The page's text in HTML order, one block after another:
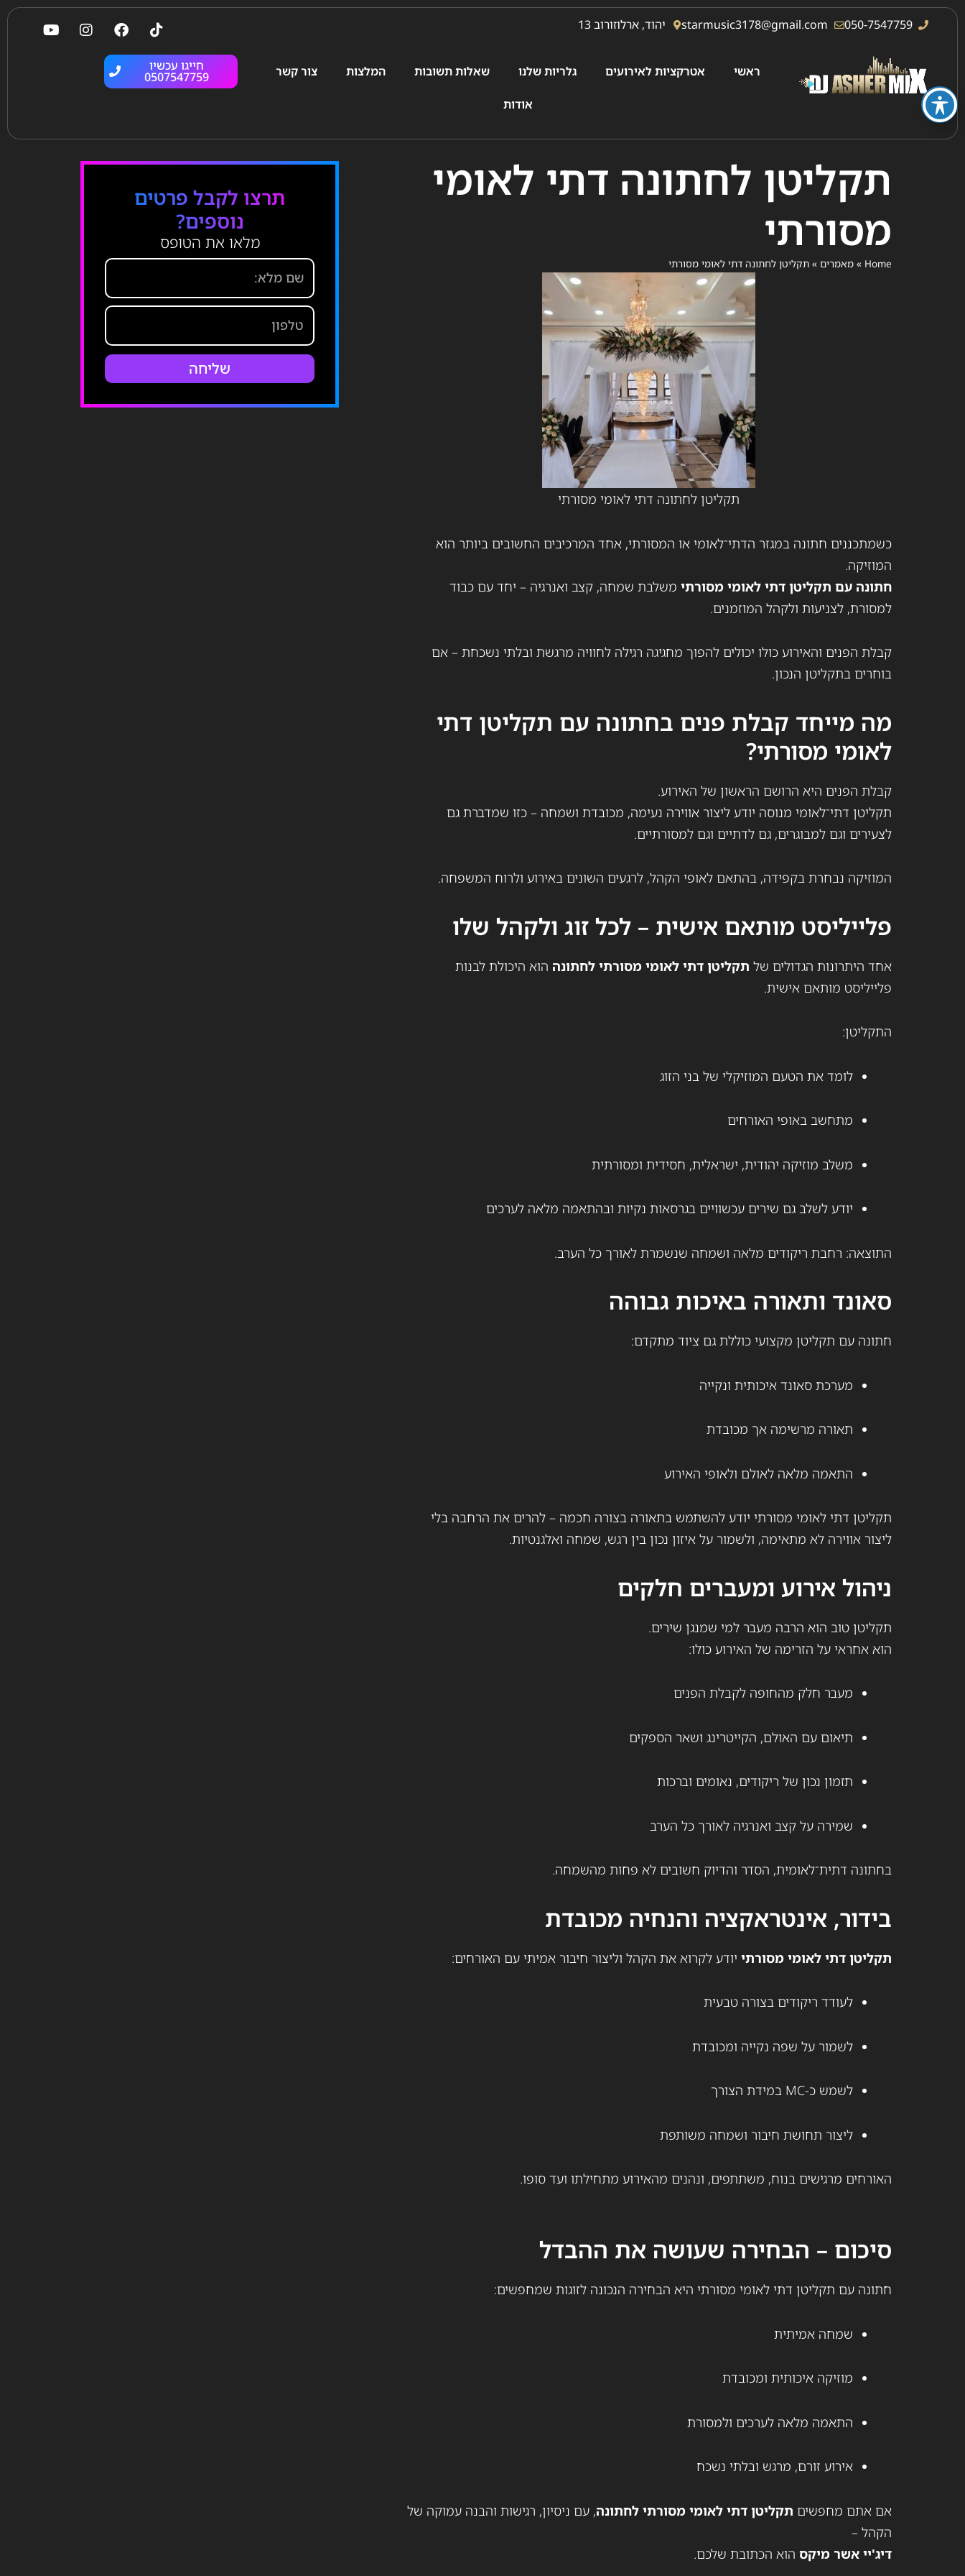
050-7547759
starmusic3178@gmail.com יהוד, ארלוזורוב 13
ראשי אטרקציות לאירועים גלריות שלנו שאלות תשובות המלצות צור קשר
אודות
חייגו עכשיו
0507547759
תקליטן לחתונה דתי לאומי
מסורתי
Home
» מאמרים » תקליטן לחתונה דתי לאומי מסורתי
תקליטן לחתונה דתי לאומי מסורתי
כשמתכננים חתונה במגזר הדתי־לאומי או המסורתי, אחד המרכיבים החשובים ביותר הוא
המוזיקה.
חתונה עם תקליטן דתי לאומי מסורתי משלבת שמחה, קצב ואנרגיה – יחד עם כבוד
למסורת, לצניעות ולקהל המוזמנים.
קבלת הפנים והאירוע כולו יכולים להפוך מחגיגה רגילה לחוויה מרגשת ובלתי נשכחת – אם
בוחרים בתקליטן הנכון.
מה מייחד קבלת פנים בחתונה עם תקליטן דתי
לאומי מסורתי?
קבלת הפנים היא הרושם הראשון של האירוע.
תקליטן דתי־לאומי מנוסה יודע ליצור אווירה נעימה, מכובדת ושמחה – כזו שמדברת גם
לצעירים וגם למבוגרים, גם לדתיים וגם למסורתיים.
המוזיקה נבחרת בקפידה, בהתאם לאופי הקהל, לרגעים השונים באירוע ולרוח המשפחה.
פלייליסט מותאם אישית – לכל זוג ולקהל שלו
אחד היתרונות הגדולים של תקליטן דתי לאומי מסורתי לחתונה הוא היכולת לבנות
פלייליסט מותאם אישית.
התקליטן:
לומד את הטעם המוזיקלי של בני הזוג
מתחשב באופי האורחים
משלב מוזיקה יהודית, ישראלית, חסידית ומסורתית
יודע לשלב גם שירים עכשוויים בגרסאות נקיות ובהתאמה מלאה לערכים
התוצאה: רחבת ריקודים מלאה ושמחה שנשמרת לאורך כל הערב.
סאונד ותאורה באיכות גבוהה
חתונה עם תקליטן מקצועי כוללת גם ציוד מתקדם:
מערכת סאונד איכותית ונקייה
תאורה מרשימה אך מכובדת
התאמה מלאה לאולם ולאופי האירוע
תקליטן דתי לאומי מסורתי יודע להשתמש בתאורה בצורה חכמה – להרים את הרחבה בלי
ליצור אווירה לא מתאימה, ולשמור על איזון נכון בין רגש, שמחה ואלגנטיות.
ניהול אירוע ומעברים חלקים
תקליטן טוב הוא הרבה מעבר למי שמנגן שירים.
הוא אחראי על הזרימה של האירוע כולו:
מעבר חלק מהחופה לקבלת הפנים
תיאום עם האולם, הקייטרינג ושאר הספקים
תזמון נכון של ריקודים, נאומים וברכות
שמירה על קצב ואנרגיה לאורך כל הערב
בחתונה דתית־לאומית, הסדר והדיוק חשובים לא פחות מהשמחה.
בידור, אינטראקציה והנחיה מכובדת
תקליטן דתי לאומי מסורתי יודע לקרוא את הקהל וליצור חיבור אמיתי עם האורחים:
לעודד ריקודים בצורה טבעית
לשמור על שפה נקייה ומכובדת
לשמש כ-MC במידת הצורך
ליצור תחושת חיבור ושמחה משותפת
האורחים מרגישים בנוח, משתתפים, ונהנים מהאירוע מתחילתו ועד סופו.
סיכום – הבחירה שעושה את ההבדל
חתונה עם תקליטן דתי לאומי מסורתי היא הבחירה הנכונה לזוגות שמחפשים:
שמחה אמיתית
מוזיקה איכותית ומכובדת
התאמה מלאה לערכים ולמסורת
אירוע זורם, מרגש ובלתי נשכח
אם אתם מחפשים תקליטן דתי לאומי מסורתי לחתונה, עם ניסיון, רגישות והבנה עמוקה של
הקהל –
דיג'יי אשר מיקס הוא הכתובת שלכם.
תרצו לקבל פרטים
נוספים?
מלאו את הטופס
שליחה